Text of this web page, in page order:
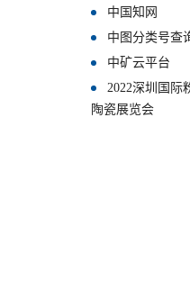
中国知网
中图分类号查
中矿云平台
2022深圳国际
陶瓷展览会